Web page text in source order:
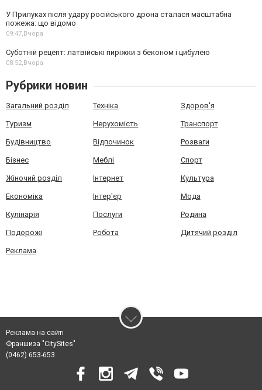
У Прилуках після удару російського дрона сталася масштабна
пожежа: що відомо
09:47, Вчора
Суботній рецепт: латвійські пиріжки з беконом і цибулею
08:52, Вчора
Рубрики новин
Загальний розділ Техніка Здоров'я
Туризм Нерухомість Транспорт
Будівництво Відпочинок Розваги
Бізнес Меблі Спорт
Жіночий розділ Інтернет Культура
Економіка Інтер'єр Мода
Кулінарія Послуги Родина
Подорожі Робота Дитячий розділ
Реклама
Реклама на сайті
Франшиза "CitySites"
(0462) 653-653